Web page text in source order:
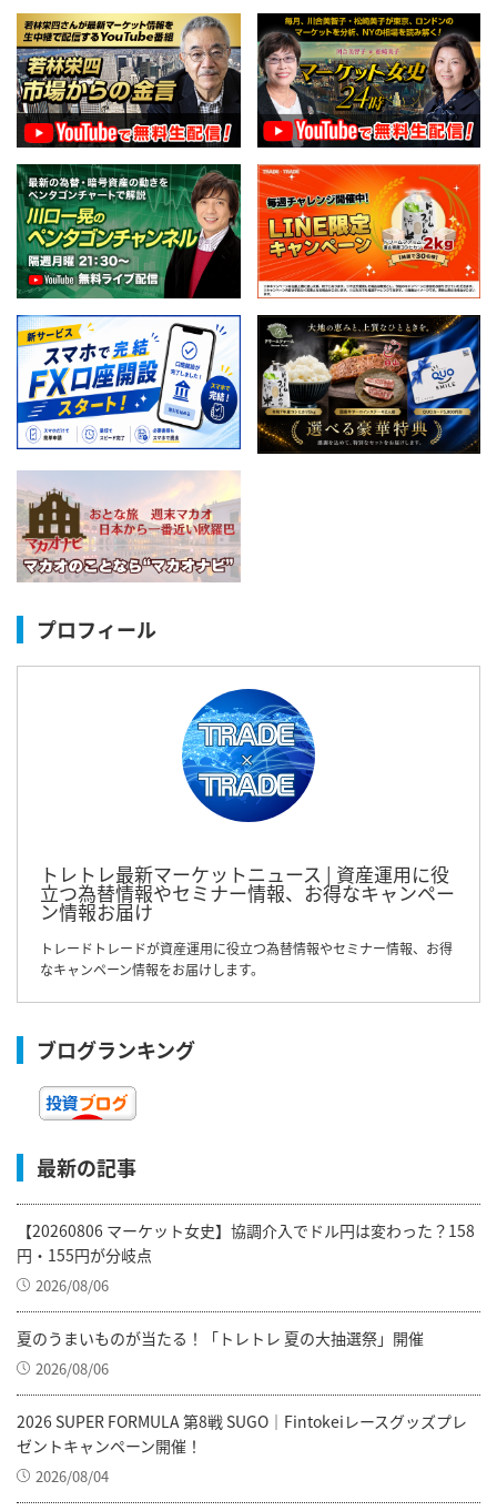
プロフィール
トレトレ最新マーケットニュース | 資産運用に役
立つ為替情報やセミナー情報、お得なキャンペー
ン情報お届け
トレードトレードが資産運用に役立つ為替情報やセミナー情報、お得
なキャンペーン情報をお届けします。
ブログランキング
最新の記事
【20260806 マーケット女史】協調介入でドル円は変わった？158
円・155円が分岐点
2026/08/06
夏のうまいものが当たる！「トレトレ 夏の大抽選祭」開催
2026/08/06
2026 SUPER FORMULA 第8戦 SUGO｜Fintokeiレースグッズプレ
ゼントキャンペーン開催！
2026/08/04